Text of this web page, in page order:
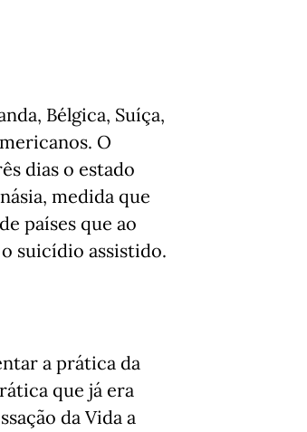
Bélgica, Suíça,
O
dias o estado
medida que
países que ao
suicídio assistido.
a prática da
que já era
da Vida a